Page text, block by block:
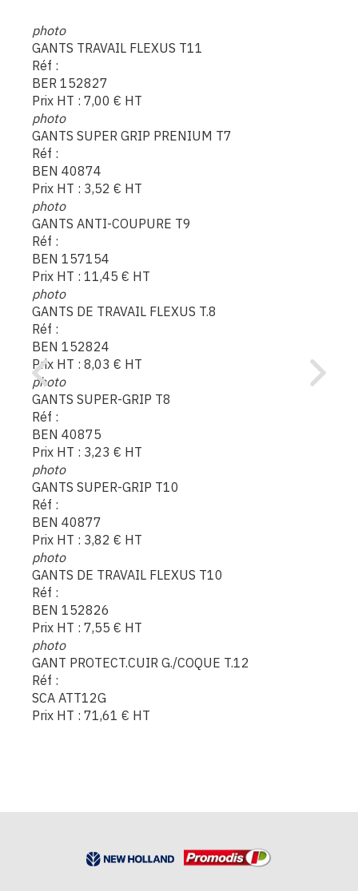
photo
GANTS TRAVAIL FLEXUS T11
Réf :
BER 152827
Prix HT : 7,00 € HT
photo
GANTS SUPER GRIP PRENIUM T7
Réf :
BEN 40874
Prix HT : 3,52 € HT
photo
GANTS ANTI-COUPURE T9
Réf :
BEN 157154
Prix HT : 11,45 € HT
photo
GANTS DE TRAVAIL FLEXUS T.8
Réf :
BEN 152824
Prix HT : 8,03 € HT
photo
GANTS SUPER-GRIP T8
Réf :
BEN 40875
Prix HT : 3,23 € HT
photo
GANTS SUPER-GRIP T10
Réf :
BEN 40877
Prix HT : 3,82 € HT
photo
GANTS DE TRAVAIL FLEXUS T10
Réf :
BEN 152826
Prix HT : 7,55 € HT
photo
GANT PROTECT.CUIR G./COQUE T.12
Réf :
SCA ATT12G
Prix HT : 71,61 € HT